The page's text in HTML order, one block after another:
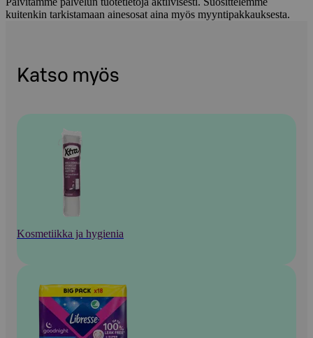
kuitenkin tarkistamaan ainesosat aina myös myyntipakkauksesta.
Katso myös
Kosmetiikka ja hygienia